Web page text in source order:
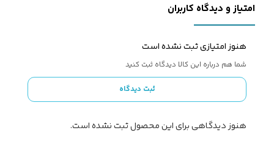
امتیاز و دیدگاه کاربران
هنوز امتیازی ثبت نشده است
شما هم درباره این کالا دیدگاه ثبت کنید
ثبت دیدگاه
هنوز دیدگاهی برای این محصول ثبت نشده است.